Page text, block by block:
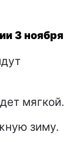
3 ноября
мягкой.
зиму.